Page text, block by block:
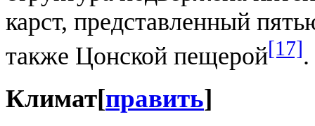
карст, представленный
также Цонской пещерой[17].
Климат[править]